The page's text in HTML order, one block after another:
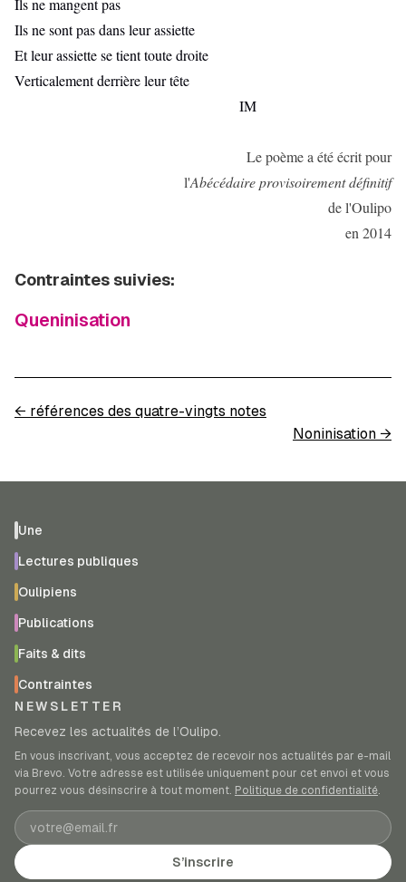
Ils ne mangent pas
Ils ne sont pas dans leur assiette
Et leur assiette se tient toute droite
Verticalement derrière leur tête
IM
Le poème a été écrit pour
l'Abécédaire provisoirement définitif
de l'Oulipo
en 2014
Contraintes suivies:
Queninisation
← références des quatre-vingts notes
Noninisation →
Une
Lectures publiques
Oulipiens
Publications
Faits & dits
Contraintes
NEWSLETTER
Recevez les actualités de l’Oulipo.
En vous inscrivant, vous acceptez de recevoir nos actualités par e-mail
via Brevo. Votre adresse est utilisée uniquement pour cet envoi et vous
pourrez vous désinscrire à tout moment. Politique de confidentialité.
Adresse e-mail
S’inscrire